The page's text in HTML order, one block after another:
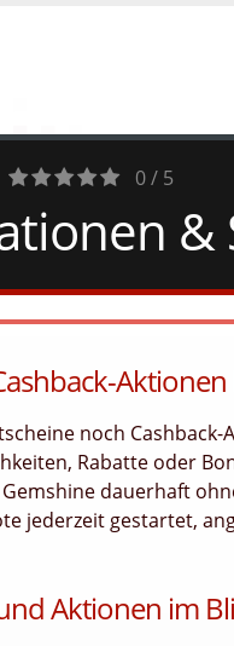
Votes
0 / 5
&
noch
Rabatte oder
dauerhaft
jederzeit gestartet,
Aktionen im